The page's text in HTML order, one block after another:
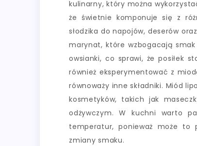
kulinarny, który można
że świetnie komponuje się z
słodzika do napojów, deserów
marynat, które wzbogacają
owsianki, co sprawi, że posiłek
również eksperymentować z
równoważy inne składniki. Miód
kosmetyków, takich jak
odżywczym. W kuchni warto
temperatur, ponieważ może to
zmiany smaku.